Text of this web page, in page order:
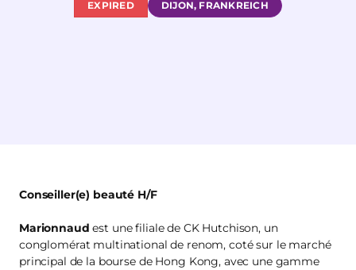
EXPIRED DIJON, FRANKREICH
Conseiller(e) beauté H/F
Marionnaud est une filiale de CK Hutchison, un
conglomérat multinational de renom, coté sur le marché
principal de la bourse de Hong Kong, avec une gamme